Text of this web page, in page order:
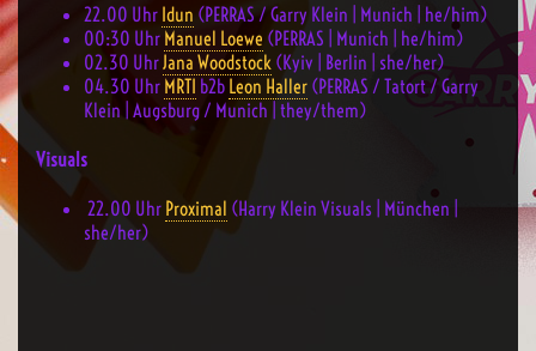
22.00 Uhr Idun (PERRAS / Garry Klein | Munich | he/him)
00:30 Uhr Manuel Loewe (PERRAS | Munich | he/him)
02.30 UhrJana Woodstock (Kyiv | Berlin | she/her)
04.30 Uhr MRTI b2b Leon Haller (PERRAS / Tatort / Garry
Klein | Augsburg / Munich | they/them)
Visuals
22.00 Uhr Proximal (Harry Klein Visuals | München |
she/her)